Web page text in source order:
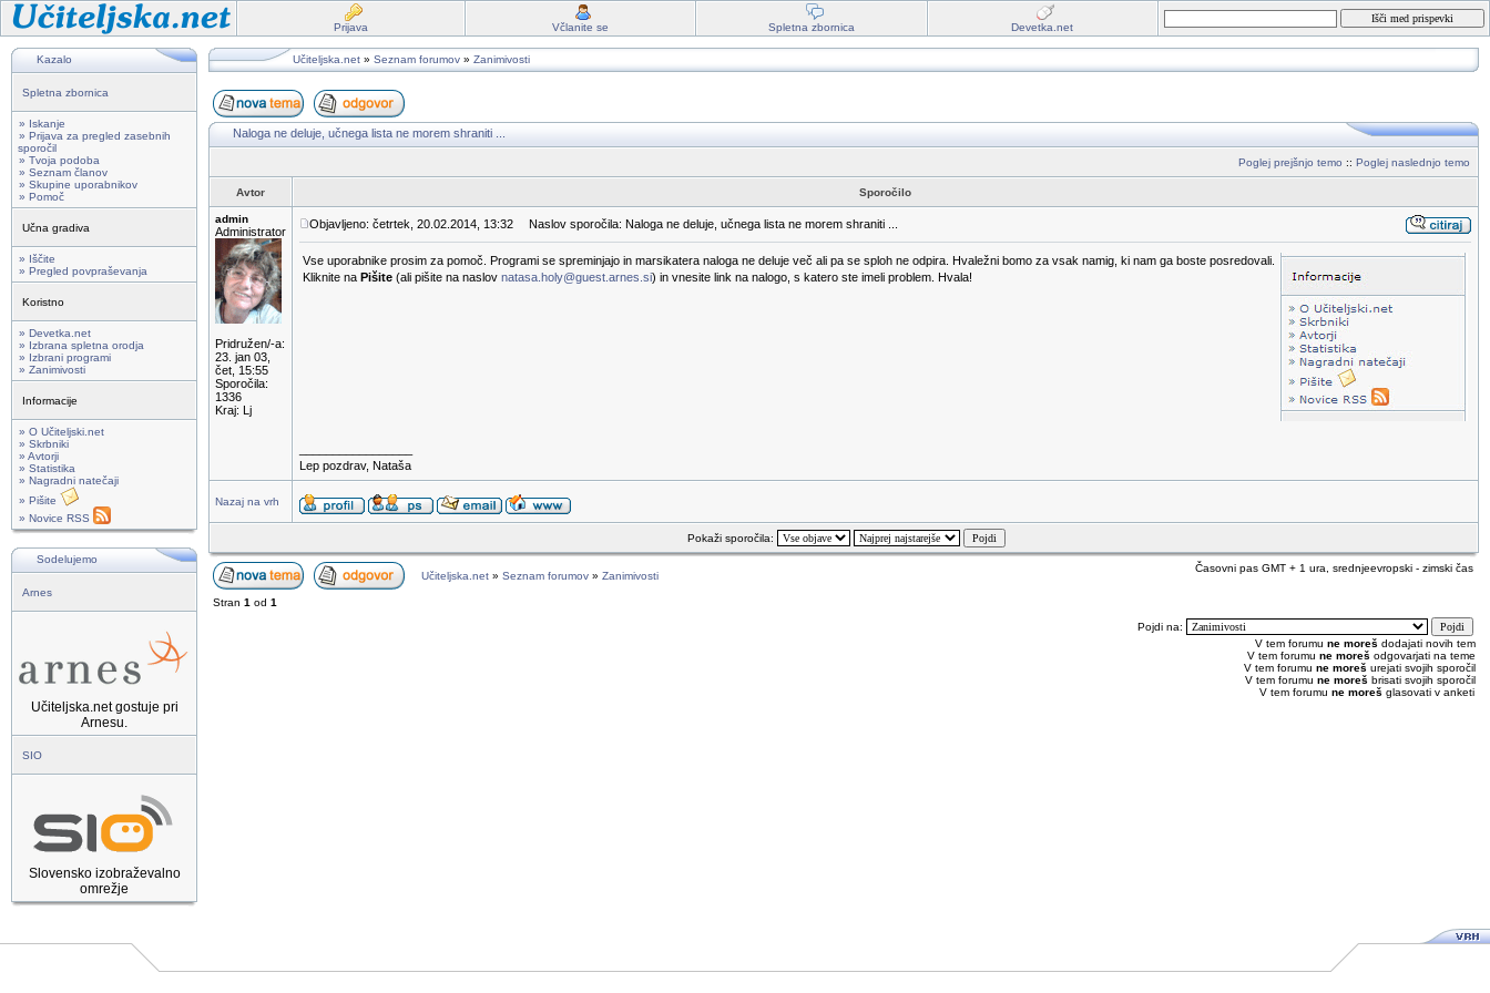
Prijava Včlanite se Spletna zbornica Devetka.net
Kazalo
Spletna zbornica
» Iskanje
» Prijava za pregled zasebnih
sporočil
» Tvoja podoba
» Seznam članov
» Skupine uporabnikov
» Pomoč
Učna gradiva
» Iščite
» Pregled povpraševanja
Koristno
» Devetka.net
» Izbrana spletna orodja
» Izbrani programi
» Zanimivosti
Informacije
» O Učiteljski.net
» Skrbniki
» Avtorji
» Statistika
» Nagradni natečaji
» Pišite
» Novice RSS
Sodelujemo
Arnes
Učiteljska.net gostuje pri
Arnesu.
SIO
Slovensko izobraževalno
omrežje
Učiteljska.net » Seznam forumov » Zanimivosti
Naloga ne deluje, učnega lista ne morem shraniti ...
Poglej prejšnjo temo :: Poglej naslednjo temo
Avtor Sporočilo
admin
Administrator
Pridružen/-a:
23. jan 03,
čet, 15:55
Sporočila:
1336
Kraj: Lj
Objavljeno: četrtek, 20.02.2014, 13:32 Naslov sporočila: Naloga ne deluje, učnega lista ne morem shraniti ...
Vse uporabnike prosim za pomoč. Programi se spreminjajo in marsikatera naloga ne deluje več ali pa se sploh ne odpira. Hvaležni bomo za vsak namig, ki nam ga boste posredovali.
Kliknite na Pišite (ali pišite na naslov natasa.holy@guest.arnes.si) in vnesite link na nalogo, s katero ste imeli problem. Hvala!
Lep pozdrav, Nataša
Nazaj na vrh
Pokaži sporočila:
Učiteljska.net » Seznam forumov » Zanimivosti
Časovni pas GMT + 1 ura, srednjeevropski - zimski čas
Stran 1 od 1
Pojdi na:
V tem forumu ne moreš dodajati novih tem
V tem forumu ne moreš odgovarjati na teme
V tem forumu ne moreš urejati svojih sporočil
V tem forumu ne moreš brisati svojih sporočil
V tem forumu ne moreš glasovati v anketi